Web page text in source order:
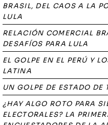
BRASIL, DEL CAOS A LA
LULA
RELACIÓN COMERCIAL
DESAFÍOS PARA LULA
EL GOLPE EN EL PERÚ Y
LATINA
UN GOLPE DE ESTADO DE
¿HAY ALGO ROTO PARA
ELECTORALES? LA